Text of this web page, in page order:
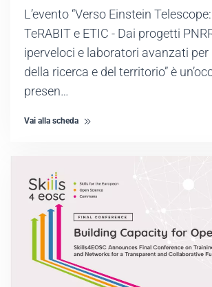
L’evento “Verso Einstein
TeRABIT e ETIC - Dai progetti
iperveloci e laboratori avanzati
della ricerca e del territorio” è
presen…
Vai alla scheda